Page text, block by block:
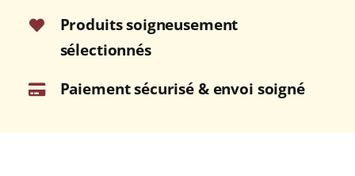
Produits soigneusement
sélectionnés
Paiement sécurisé & envoi soigné